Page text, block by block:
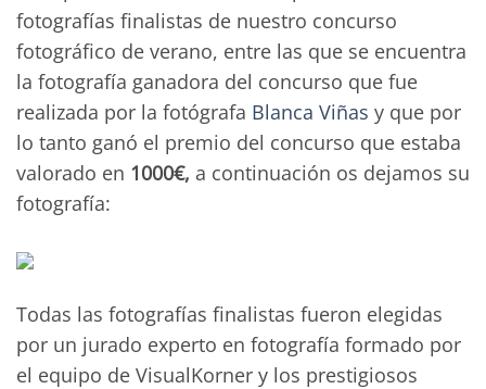
fotografías finalistas de nuestro concurso
fotográfico de verano, entre las que se encuentra
la fotografía ganadora del concurso que fue
realizada por la fotógrafa Blanca Viñas y que por
lo tanto ganó el premio del concurso que estaba
valorado en 1000€, a continuación os dejamos su
fotografía:
Todas las fotografías finalistas fueron elegidas
por un jurado experto en fotografía formado por
el equipo de VisualKorner y los prestigiosos